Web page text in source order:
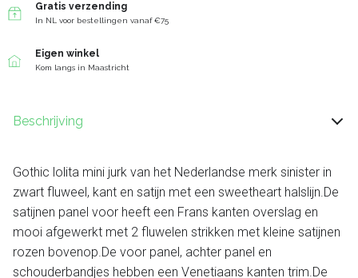
Gratis verzending
In NL voor bestellingen vanaf €75
Eigen winkel
Kom langs in Maastricht
Beschrijving
Gothic lolita mini jurk van het Nederlandse merk sinister in
zwart fluweel, kant en satijn met een sweetheart halslijn.De
satijnen panel voor heeft een Frans kanten overslag en
mooi afgewerkt met 2 fluwelen strikken met kleine satijnen
rozen bovenop.De voor panel, achter panel en
schouderbandjes hebben een Venetiaans kanten trim.De